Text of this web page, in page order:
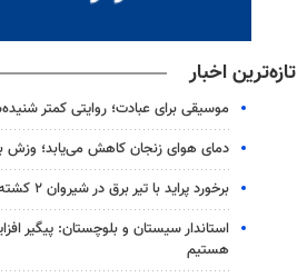
تازه‌ترین اخبار
موسیقی برای عبادت؛ روایتی کمتر
دمای هوای زنجان کاهش می‌یابد؛ وزش
برخورد پراید با تیر برق در شیروان ۲ کشته و ۲ مصدوم داشت
استاندار سیستان و بلوچستان: پیگیر
هستیم